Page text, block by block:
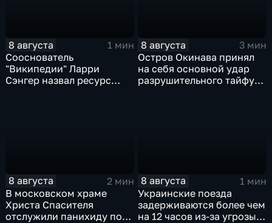
8 августа
1 мин
Сооснователь
"Википедии" Ларри
Сэнгер назвал ресурс
8 августа
3 мин
Остров Окинава принял
на себя основной удар
разрушительного тайфуна
8 августа
2 мин
В московском храме
Христа Спасителя
отслужили панихиду по
8 августа
1 мин
Украинские поезда
задерживаются более чем
на 12 часов из-за угрозы